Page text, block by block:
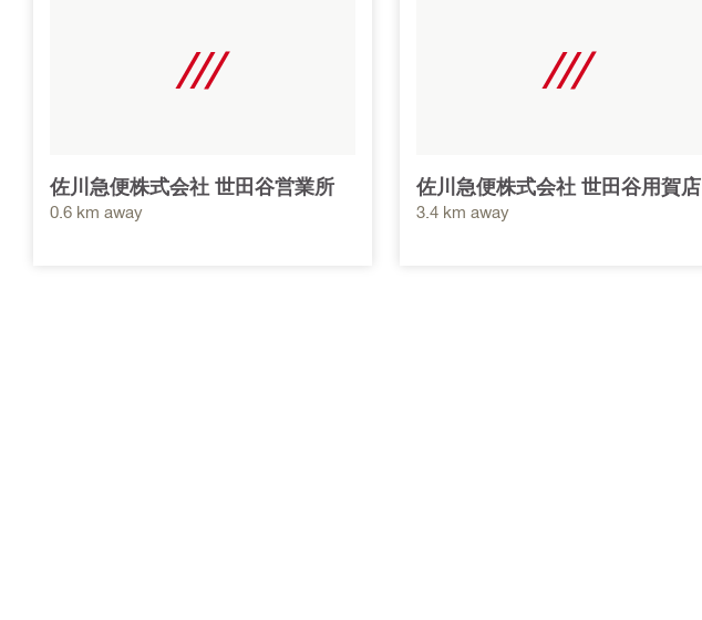
佐川急便株式会社 世田谷営業所
0.6 km away
佐川急便株式会社 世田谷用賀店
3.4 km away